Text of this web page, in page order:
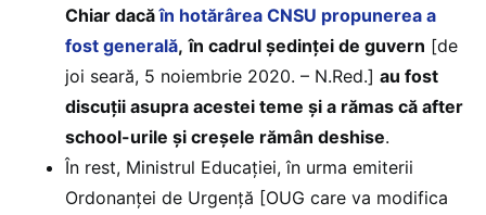
Chiar dacăîn hotărârea CNSU propunerea a
fost generală, în cadrul ședinței de guvern [de
joi seară, 5 noiembrie 2020. – N.Red.] au fost
discuții asupra acestei teme și a rămas că after
school-urile și creșele rămân deshise.
În rest, Ministrul Educației, în urma emiterii
Ordonanței de Urgență [OUG care va modifica